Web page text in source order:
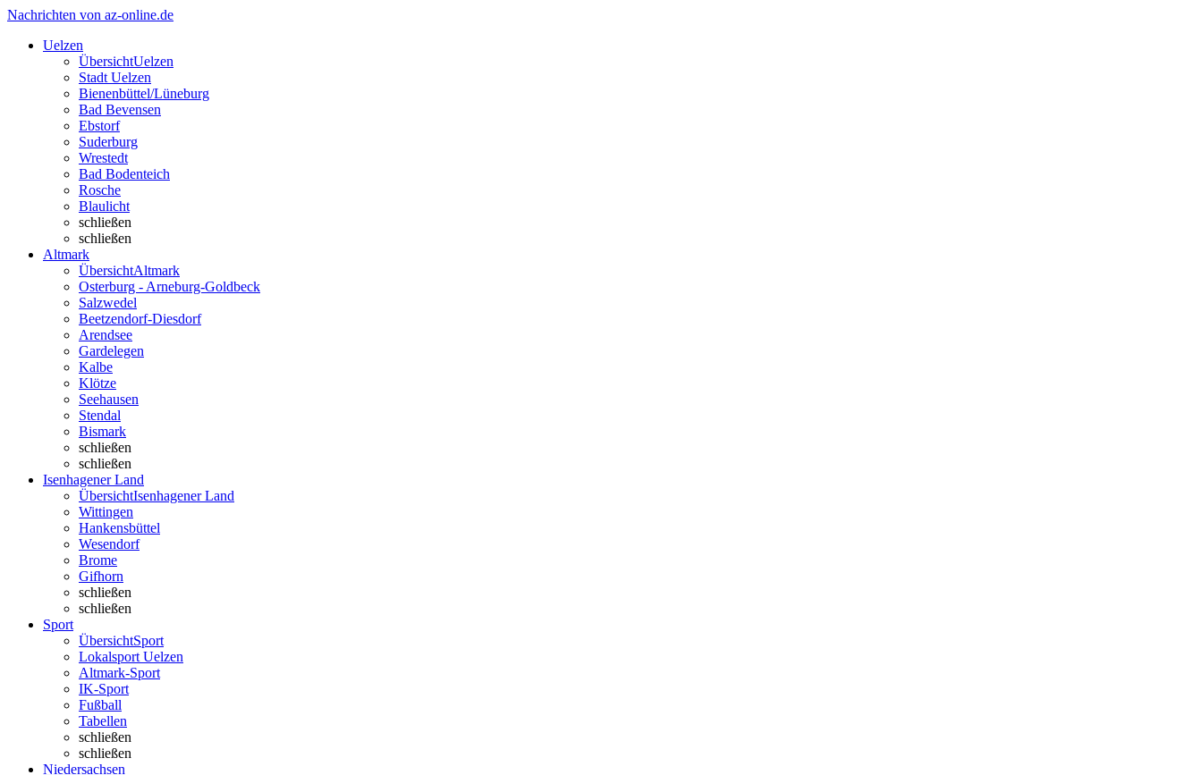
Nachrichten von az-online.de
Uelzen
ÜbersichtUelzen
Stadt Uelzen
Bienenbüttel/Lüneburg
Bad Bevensen
Ebstorf
Suderburg
Wrestedt
Bad Bodenteich
Rosche
Blaulicht
schließen
schließen
Altmark
ÜbersichtAltmark
Osterburg - Arneburg-Goldbeck
Salzwedel
Beetzendorf-Diesdorf
Arendsee
Gardelegen
Kalbe
Klötze
Seehausen
Stendal
Bismark
schließen
schließen
Isenhagener Land
ÜbersichtIsenhagener Land
Wittingen
Hankensbüttel
Wesendorf
Brome
Gifhorn
schließen
schließen
Sport
ÜbersichtSport
Lokalsport Uelzen
Altmark-Sport
IK-Sport
Fußball
Tabellen
schließen
schließen
Niedersachsen